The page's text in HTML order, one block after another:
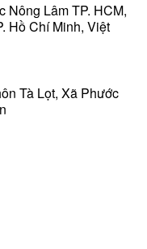
Lâm TP. HCM,
Hồ Chí Minh, Việt
Tà Lọt, Xã Phước